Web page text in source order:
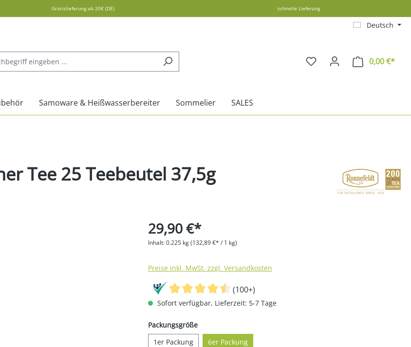
Gratislieferung ab 20€ (DE) schnelle Lieferung
Deutsch
0,00 €*
Samoware & Heißwasserbereiter Sommelier SALES
Tee 25 Teebeutel 37,5g
29,90 €*
Inhalt:0.225 kg(132,89 €* / 1 kg)
Preise inkl. MwSt. zzgl. Versandkosten
(100+)
Sofort verfügbar, Lieferzeit: 5-7 Tage
Packungsgrößeauswählen
1er Packung
6er Packung